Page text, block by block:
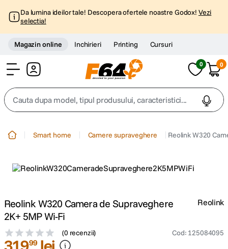
Da lumina ideilor tale! Descopera ofertele noastre Godox! Vezi
selectia!
Magazin online Inchirieri Printing Cursuri
0 0
Cauta dupa model, tipul produsului, caracteristici...
3. trepied telefon
Smart home Camere supraveghere Reolink W320
Reolink W320 Camera de Supraveghere
2K+ 5MP Wi-Fi
(0 recenzii) Cod: 125084095
Reolink
99